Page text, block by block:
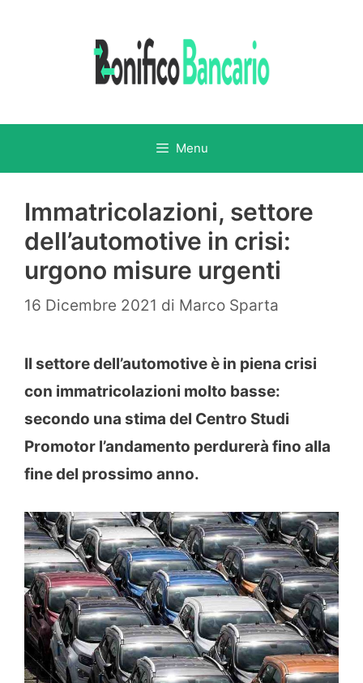
Menu
Immatricolazioni, settore
dell’automotive in crisi:
urgono misure urgenti
16 Dicembre 2021 di Marco Sparta
Il settore dell’automotive è in piena crisi
con immatricolazioni molto basse:
secondo una stima del Centro Studi
Promotor l’andamento perdurerà fino alla
fine del prossimo anno.